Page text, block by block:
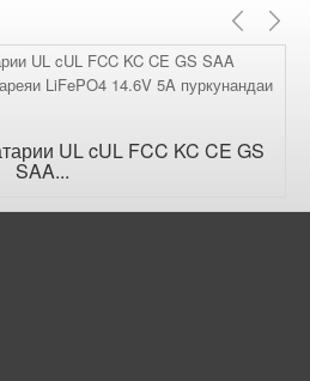
UL cUL FCC KC CE GS
SAA...